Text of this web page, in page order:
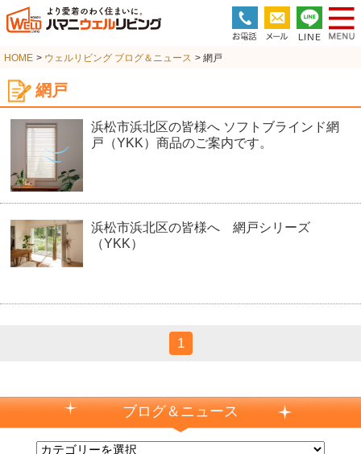
HOME > ウェルリビング ブログ＆ニュース > 網戸
網戸
浜松市浜北区の皆様へ ソフトブラインド網
戸（YKK）商品のご案内です。
浜松市浜北区の皆様へ 網戸シリーズ
（YKK）
1
ブログ＆ニュース